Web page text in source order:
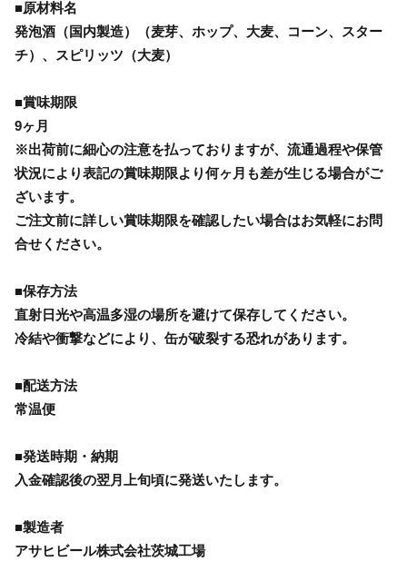
■原材料名
発泡酒（国内製造）（麦芽、ホップ、大麦、コーン、スター
チ）、スピリッツ（大麦）
■賞味期限
9ヶ月
※出荷前に細心の注意を払っておりますが、流通過程や保管
状況により表記の賞味期限より何ヶ月も差が生じる場合がご
ざいます。
ご注文前に詳しい賞味期限を確認したい場合はお気軽にお問
合せください。
■保存方法
直射日光や高温多湿の場所を避けて保存してください。
冷結や衝撃などにより、缶が破裂する恐れがあります。
■配送方法
常温便
■発送時期・納期
入金確認後の翌月上旬頃に発送いたします。
■製造者
アサヒビール株式会社茨城工場